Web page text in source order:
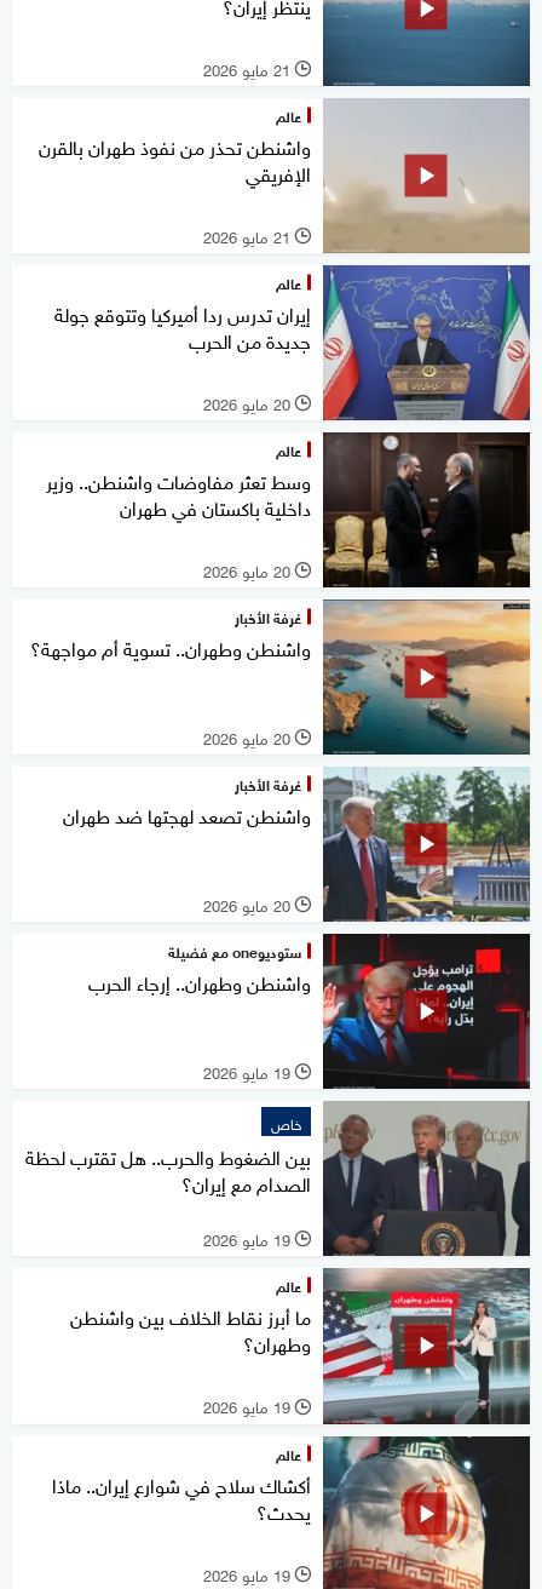
l 21 مايو 2026
عالم
واشنطن تحذر من نفوذ طهران بالقرن
الإفريقي
l 21 مايو 2026
عالم
إيران تدرس ردا أميركيا وتتوقع جولة
جديدة من الحرب
l 20 مايو 2026
عالم
وسط تعثر مفاوضات واشنطن.. وزير
داخلية باكستان في طهران
l 20 مايو 2026
غرفة الأخبار
واشنطن وطهران.. تسوية أم مواجهة؟
l 20 مايو 2026
غرفة الأخبار
واشنطن تصعد لهجتها ضد طهران
l 20 مايو 2026
ستوديوone مع فضيلة
واشنطن وطهران.. إرجاء الحرب
l 19 مايو 2026
خاص
بين الضغوط والحرب.. هل تقترب لحظة
الصدام مع إيران؟
l 19 مايو 2026
عالم
ما أبرز نقاط الخلاف بين واشنطن
وطهران؟
l 19 مايو 2026
عالم
أكشاك سلاح في شوارع إيران.. ماذا
يحدث؟
l 19 مايو 2026